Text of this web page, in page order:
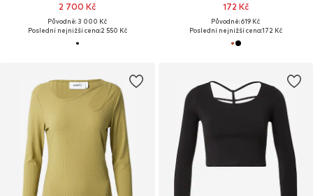
2 700 Kč
Původně: 3 000 Kč
Poslední nejnižší cena:2 550 Kč
172 Kč
Původně: 619 Kč
Poslední nejnižší cena:172 Kč